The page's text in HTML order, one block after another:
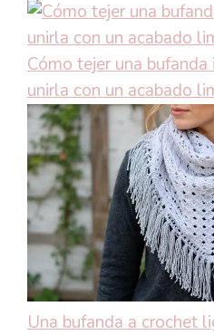
Cómo tejer una
unirla con un acabado
Una bufanda a crochet